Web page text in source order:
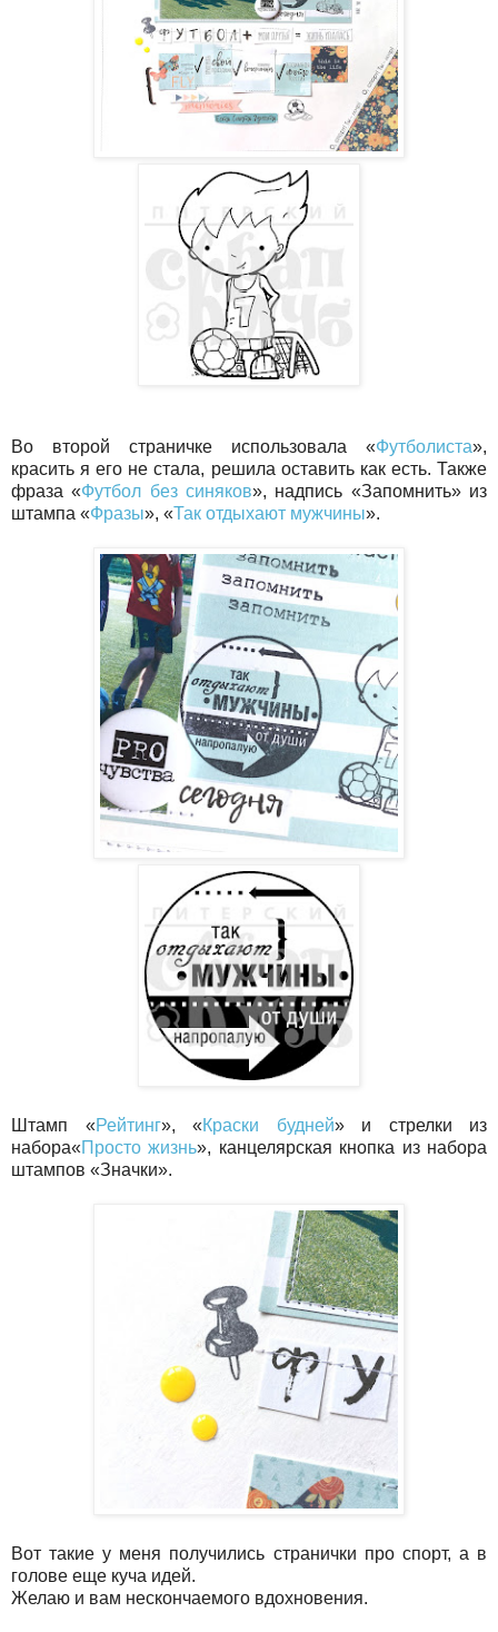
Во второй страничке использовала «Футболиста»,
красить я его не стала, решила оставить как есть. Также
фраза «Футбол без синяков», надпись «Запомнить» из
штампа «Фразы», «Так отдыхают мужчины».
Штамп «Рейтинг», «Краски будней» и стрелки из
набора«Просто жизнь», канцелярская кнопка из набора
штампов «Значки».
Вот такие у меня получились странички про спорт, а в
голове еще куча идей.
Желаю и вам нескончаемого вдохновения.